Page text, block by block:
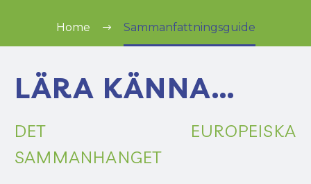
Home Sammanfattningsguide
LÄRA KÄNNA…
DET EUROPEISKA
SAMMANHANGET